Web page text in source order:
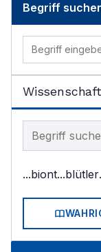
Begriff
Begriff im
...biont...blütler